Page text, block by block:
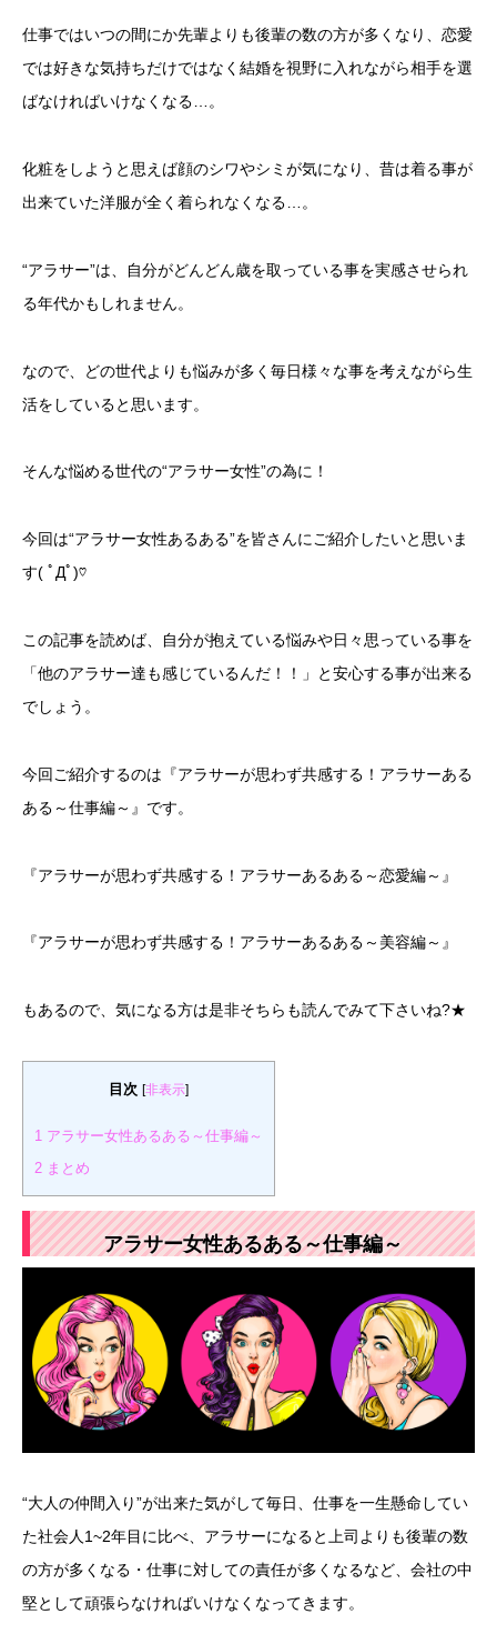
仕事ではいつの間にか先輩よりも後輩の数の方が多くなり、恋愛
では好きな気持ちだけではなく結婚を視野に入れながら相手を選
ばなければいけなくなる…。
化粧をしようと思えば顔のシワやシミが気になり、昔は着る事が
出来ていた洋服が全く着られなくなる…。
“アラサー”は、自分がどんどん歳を取っている事を実感させられ
る年代かもしれません。
なので、どの世代よりも悩みが多く毎日様々な事を考えながら生
活をしていると思います。
そんな悩める世代の“アラサー女性”の為に！
今回は“アラサー女性あるある”を皆さんにご紹介したいと思いま
す( ﾟДﾟ)♡
この記事を読めば、自分が抱えている悩みや日々思っている事を
「他のアラサー達も感じているんだ！！」と安心する事が出来る
でしょう。
今回ご紹介するのは『アラサーが思わず共感する！アラサーある
ある～仕事編～』です。
『アラサーが思わず共感する！アラサーあるある～恋愛編～』
『アラサーが思わず共感する！アラサーあるある～美容編～』
もあるので、気になる方は是非そちらも読んでみて下さいね?★
目次 [非表示]
1 アラサー女性あるある～仕事編～
2 まとめ
アラサー女性あるある～仕事編～
“大人の仲間入り”が出来た気がして毎日、仕事を一生懸命してい
た社会人1~2年目に比べ、アラサーになると上司よりも後輩の数
の方が多くなる・仕事に対しての責任が多くなるなど、会社の中
堅として頑張らなければいけなくなってきます。